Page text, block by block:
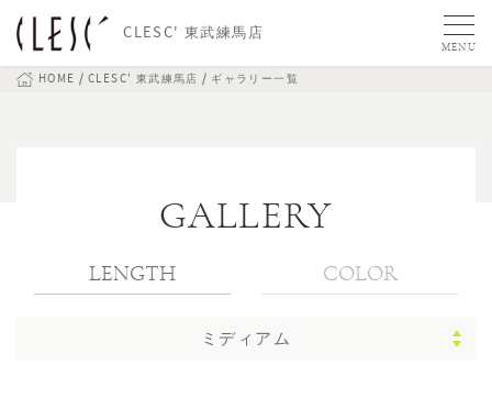
CLESC' 東武練馬店
MENU
HOME CLESC' 東武練馬店 ギャラリー一覧
GALLERY
LENGTH COLOR
ミディアム